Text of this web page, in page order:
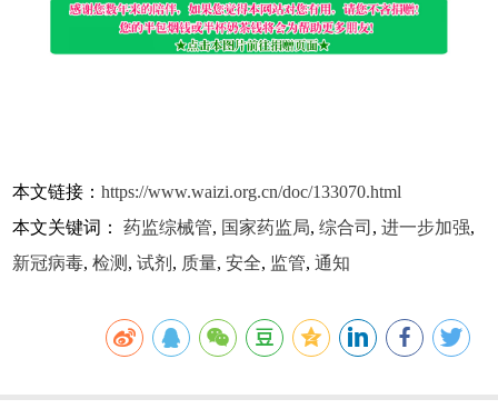
本文链接：https://www.waizi.org.cn/doc/133070.html
本文关键词：药监综械管, 国家药监局,综合司 ,进一步加强,
新冠病毒,检测 ,试剂 , 质量,安全, 监管,通知